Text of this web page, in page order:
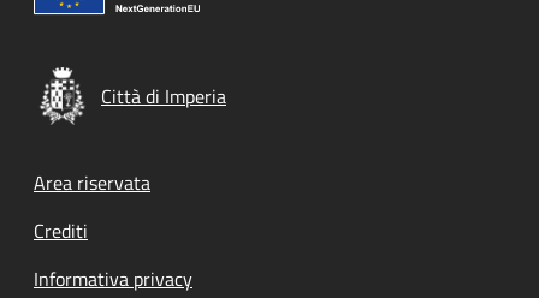
Città di Imperia
Footer menu
Area riservata
Crediti
Informativa privacy